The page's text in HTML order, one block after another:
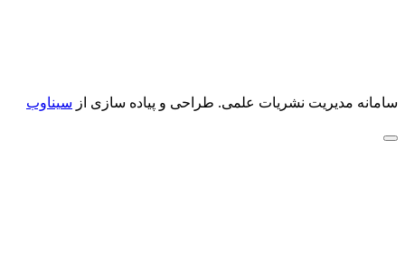
سامانه مدیریت نشریات علمی. طراحی و پیاده سازی از سیناوب